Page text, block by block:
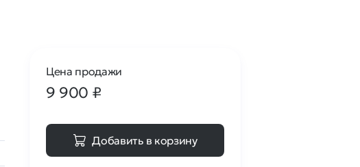
Цена продажи
9 900 ₽
Добавить в корзину